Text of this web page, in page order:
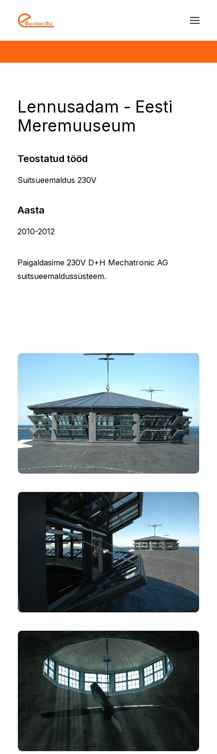
Lennusadam - Eesti
Meremuuseum
Teostatud tööd
Suitsueemaldus 230V
Aasta
2010-2012
Paigaldasime 230V D+H Mechatronic AG
suitsueemaldussüsteem.